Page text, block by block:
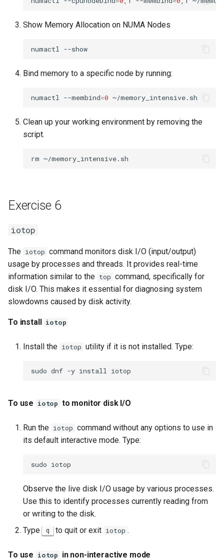
Show Memory Allocation on NUMA Nodes
numactl
Bind memory to a specific node by running:
numactl --membind=0
Clean up your working environment by removing the
script.
rm
Exercise 6
iotop
The iotop command monitors disk I/O (input/output)
usage by processes and threads. It provides real-time
information similar to the top command, specifically for
disk I/O. This makes it essential for diagnosing system
slowdowns caused by disk activity.
To install iotop
Install the iotop utility if it is not installed. Type:
sudo dnf -y install
To use iotop to monitor disk I/O
Run the iotop command without any options to use in
its default interactive mode. Type:
sudo
Observe the live disk I/O usage by various processes.
Use this to identify processes currently reading from
or writing to the disk.
Type
q to quit or exit iotop .
To use iotop in non-interactive mode